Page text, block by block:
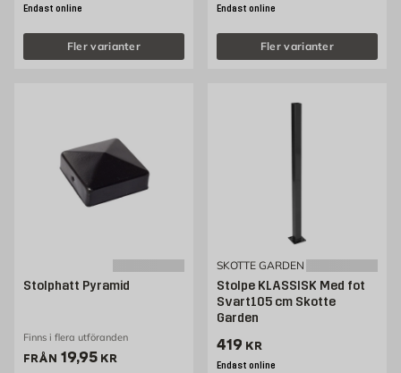
Endast online
Fler varianter
Endast online
Fler varianter
Stolphatt Pyramid
Finns i flera utföranden
FRÅN Pris 19.95 kr
19,95 KR
SKOTTE GARDEN
Stolpe KLASSISK Med fot
Svart105 cm Skotte
Garden
Pris 419 kr
419 KR
Endast online